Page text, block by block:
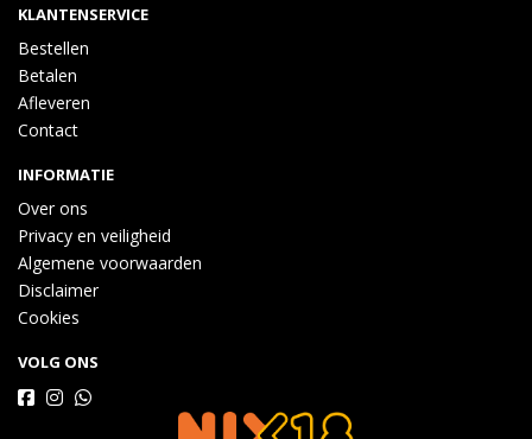
KLANTENSERVICE
Bestellen
Betalen
Afleveren
Contact
INFORMATIE
Over ons
Privacy en veiligheid
Algemene voorwaarden
Disclaimer
Cookies
VOLG ONS